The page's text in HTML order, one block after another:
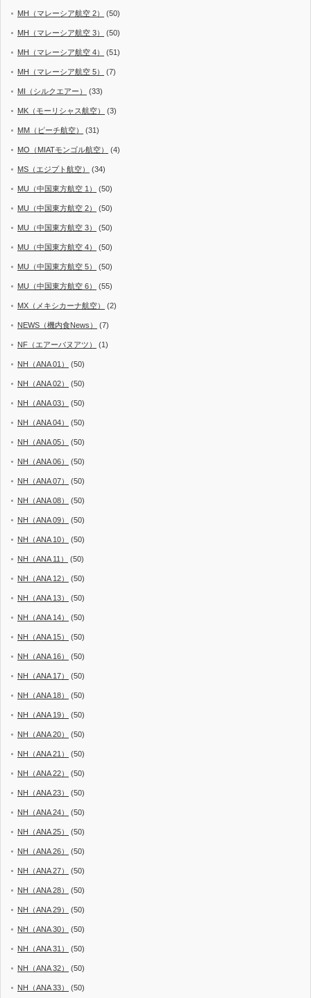
MH（マレーシア航空 2） (50)
MH（マレーシア航空 3） (50)
MH（マレーシア航空 4） (51)
MH（マレーシア航空 5） (7)
MI（シルクエアー） (33)
MK（モーリシャス航空） (3)
MM（ピーチ航空） (31)
MO（MIATモンゴル航空） (4)
MS（エジプト航空） (34)
MU（中国東方航空 1） (50)
MU（中国東方航空 2） (50)
MU（中国東方航空 3） (50)
MU（中国東方航空 4） (50)
MU（中国東方航空 5） (50)
MU（中国東方航空 6） (55)
MX（メキシカーナ航空） (2)
NEWS（機内食News） (7)
NF（エアーバヌアツ） (1)
NH（ANA 01） (50)
NH（ANA 02） (50)
NH（ANA 03） (50)
NH（ANA 04） (50)
NH（ANA 05） (50)
NH（ANA 06） (50)
NH（ANA 07） (50)
NH（ANA 08） (50)
NH（ANA 09） (50)
NH（ANA 10） (50)
NH（ANA 11） (50)
NH（ANA 12） (50)
NH（ANA 13） (50)
NH（ANA 14） (50)
NH（ANA 15） (50)
NH（ANA 16） (50)
NH（ANA 17） (50)
NH（ANA 18） (50)
NH（ANA 19） (50)
NH（ANA 20） (50)
NH（ANA 21） (50)
NH（ANA 22） (50)
NH（ANA 23） (50)
NH（ANA 24） (50)
NH（ANA 25） (50)
NH（ANA 26） (50)
NH（ANA 27） (50)
NH（ANA 28） (50)
NH（ANA 29） (50)
NH（ANA 30） (50)
NH（ANA 31） (50)
NH（ANA 32） (50)
NH（ANA 33） (50)